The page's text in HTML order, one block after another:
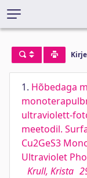
1. Hõbedaga
ultraviolett-
meetodil.
Cu2GeS3
Ultraviolet
Krull, Krista